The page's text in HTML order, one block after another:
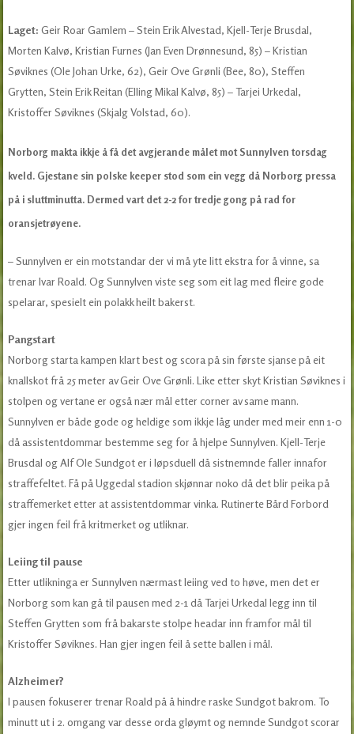
Laget:Geir Roar Gamlem – Stein Erik Alvestad, Kjell-Terje Brusdal,
Morten Kalvø, Kristian Furnes (Jan Even Drønnesund, 85) – Kristian
Søviknes (Ole Johan Urke, 62), Geir Ove Grønli (Bee, 80), Steffen
Grytten, Stein Erik Reitan (Elling Mikal Kalvø, 85) – Tarjei Urkedal,
Kristoffer Søviknes (Skjalg Volstad, 60).
Norborg makta ikkje å få det avgjerande målet mot Sunnylven torsdag
kveld. Gjestane sin polske keeper stod som ein vegg då Norborg pressa
på i sluttminutta. Dermed vart det 2-2 for tredje gong på rad for
oransjetrøyene.
– Sunnylven er ein motstandar der vi må yte litt ekstra for å vinne, sa
trenar Ivar Roald. Og Sunnylven viste seg som eit lag med fleire gode
spelarar, spesielt ein polakk heilt bakerst.
Pangstart
Norborg starta kampen klart best og scora på sin første sjanse på eit
knallskot frå 25 meter av Geir Ove Grønli. Like etter skyt Kristian Søviknes i
stolpen og vertane er også nær mål etter corner av same mann.
Sunnylven er både gode og heldige som ikkje låg under med meir enn 1-0
då assistentdommar bestemme seg for å hjelpe Sunnylven. Kjell-Terje
Brusdal og Alf Ole Sundgot er i løpsduell då sistnemnde faller innafor
straffefeltet. Få på Uggedal stadion skjønnar noko då det blir peika på
straffemerket etter at assistentdommar vinka. Rutinerte Bård Forbord
gjer ingen feil frå kritmerket og utliknar.
Leiing til pause
Etter utlikninga er Sunnylven nærmast leiing ved to høve, men det er
Norborg som kan gå til pausen med 2-1 då Tarjei Urkedal legg inn til
Steffen Grytten som frå bakarste stolpe headar inn framfor mål til
Kristoffer Søviknes. Han gjer ingen feil å sette ballen i mål.
Alzheimer?
I pausen fokuserer trenar Roald på å hindre raske Sundgot bakrom. To
minutt ut i 2. omgang var desse orda gløymt og nemnde Sundgot scorar